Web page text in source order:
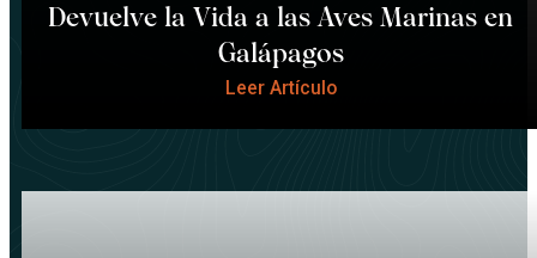
Devuelve la Vida a las Aves Marinas en
Galápagos
Leer Artículo